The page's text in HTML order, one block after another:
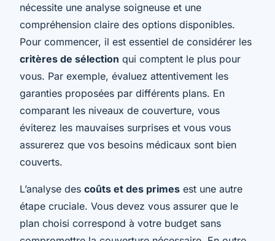
nécessite une analyse soigneuse et une
compréhension claire des options disponibles.
Pour commencer, il est essentiel de considérer les
critères de sélection qui comptent le plus pour
vous. Par exemple, évaluez attentivement les
garanties proposées par différents plans. En
comparant les niveaux de couverture, vous
éviterez les mauvaises surprises et vous vous
assurerez que vos besoins médicaux sont bien
couverts.
L’analyse des coûts et des primes est une autre
étape cruciale. Vous devez vous assurer que le
plan choisi correspond à votre budget sans